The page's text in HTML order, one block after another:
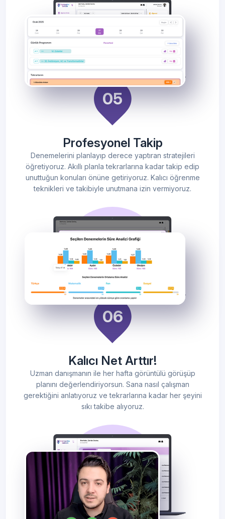
Profesyonel Takip
Denemelerini planlayıp derece yaptıran stratejileri
öğretiyoruz. Akıllı planla tekrarlarına kadar takip edip
unuttuğun konuları önüne getiriyoruz. Kalıcı öğrenme
teknikleri ve takibiyle unutmana izin vermiyoruz.
Kalıcı Net Arttır!
Uzman danışmanın ile her hafta görüntülü görüşüp
planını değerlendiriyorsun. Sana nasıl çalışman
gerektiğini anlatıyoruz ve tekrarlarına kadar her şeyini
sıkı takibe alıyoruz.